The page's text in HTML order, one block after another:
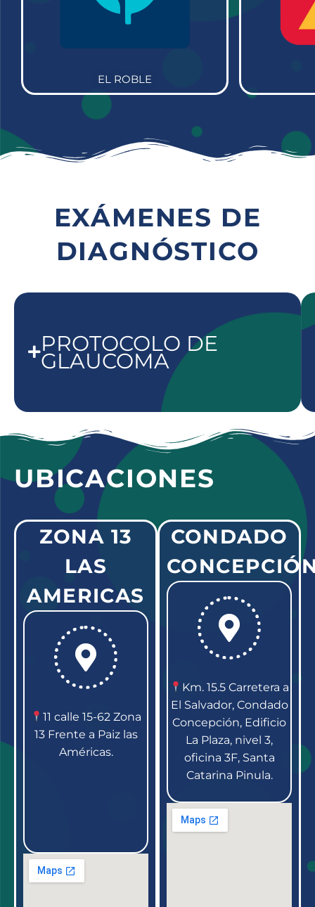
EL ROBLE
EXÁMENES DE
DIAGNÓSTICO
PROTOCOLO DE
GLAUCOMA
UBICACIONES
ZONA 13
LAS
AMERICAS
11 calle 15-62 Zona
13 Frente a Paiz las
Américas.
CONDADO
Km. 15.5 Carretera a
El Salvador, Condado
Concepción, Edificio
La Plaza, nivel 3,
oficina 3F, Santa
Catarina Pinula.